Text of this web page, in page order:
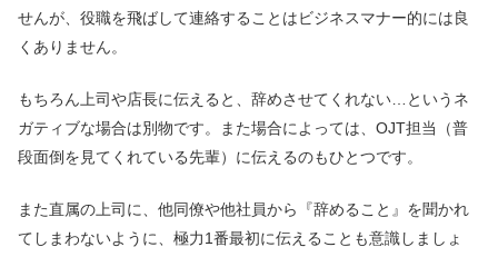
せんが、役職を飛ばして連絡することはビジネスマナー的には良
くありません。
もちろん上司や店長に伝えると、辞めさせてくれない…というネ
ガティブな場合は別物です。また場合によっては、OJT担当（普
段面倒を見てくれている先輩）に伝えるのもひとつです。
また直属の上司に、他同僚や他社員から『辞めること』を聞かれ
てしまわないように、極力1番最初に伝えることも意識しましょ